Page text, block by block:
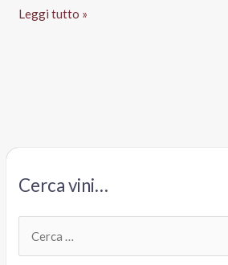
Cuvèe
Leggi tutto »
Cerca vini…